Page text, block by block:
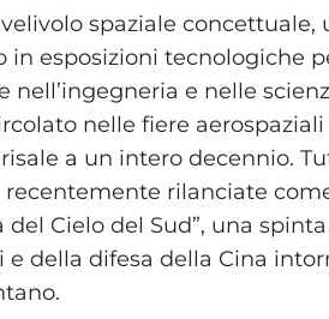
spaziale concettuale,
in esposizioni tecnologiche
e nelle
nelle fiere
a un intero decennio.
rilanciate
Cielo del Sud”, una
della difesa della Cina